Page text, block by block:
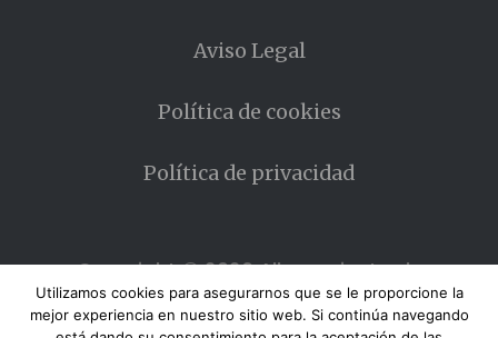
Aviso Legal
Política de cookies
Política de privacidad
Copyright © 2026 Allanamiento de
MIrada
Utilizamos cookies para asegurarnos que se le proporcione la
mejor experiencia en nuestro sitio web. Si continúa navegando